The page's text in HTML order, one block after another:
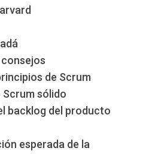
de Scrum
Scrum sólido
backlog del producto
esperada de la